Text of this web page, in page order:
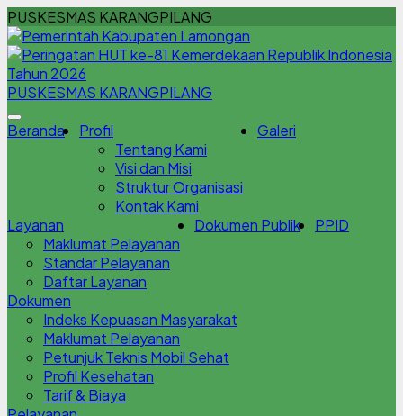
PUSKESMAS KARANGPILANG
PUSKESMAS KARANGPILANG
Beranda
Profil
Tentang Kami
Visi dan Misi
Struktur Organisasi
Kontak Kami
Galeri
Layanan
Maklumat Pelayanan
Standar Pelayanan
Daftar Layanan
Dokumen Publik PPID
Dokumen
Indeks Kepuasan Masyarakat
Maklumat Pelayanan
Petunjuk Teknis Mobil Sehat
Profil Kesehatan
Tarif & Biaya